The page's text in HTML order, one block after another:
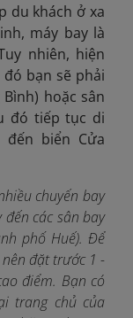
du khách ở xa
máy bay là
nhiên, hiện
bạn sẽ phải
hoặc sân
đó tiếp tục di
đến biển Cửa
chuyến bay
các sân bay
phố Huế). Để
đặt trước 1 -
điểm. Bạn có
trang chủ của